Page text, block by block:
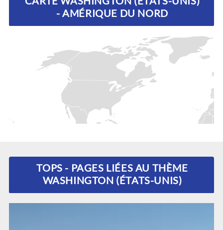
- AMÉRIQUE DU NORD
TOPS - PAGES LIÉES AU THÈME
WASHINGTON (ÉTATS-UNIS)